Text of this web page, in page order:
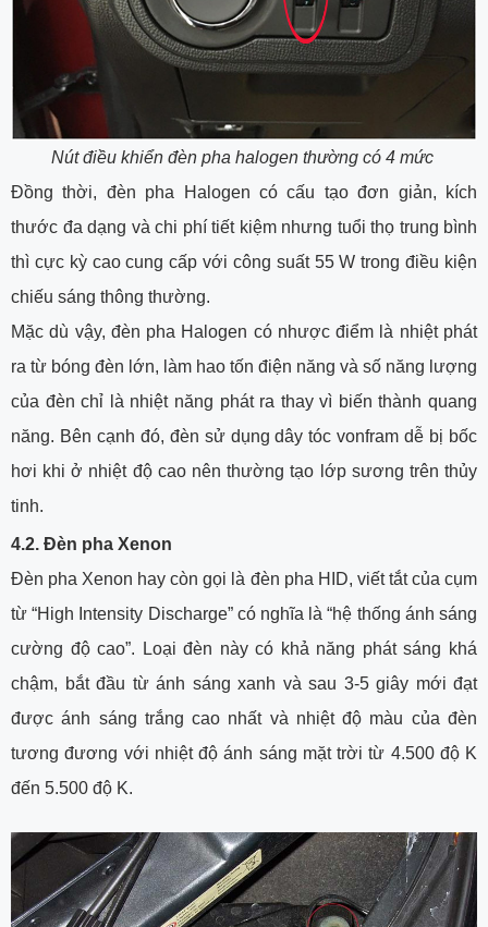
Nút điều khiển đèn pha halogen thường có 4 mức
Đồng thời, đèn pha Halogen có cấu tạo đơn giản, kích
thước đa dạng và chi phí tiết kiệm nhưng tuổi thọ trung bình
thì cực kỳ cao cung cấp với công suất 55 W trong điều kiện
chiếu sáng thông thường.
Mặc dù vậy, đèn pha Halogen có nhược điểm là nhiệt phát
ra từ bóng đèn lớn, làm hao tốn điện năng và số năng lượng
của đèn chỉ là nhiệt năng phát ra thay vì biến thành quang
năng. Bên cạnh đó, đèn sử dụng dây tóc vonfram dễ bị bốc
hơi khi ở nhiệt độ cao nên thường tạo lớp sương trên thủy
tinh.
4.2. Đèn pha Xenon
Đèn pha Xenon hay còn gọi là đèn pha HID, viết tắt của cụm
từ “High Intensity Discharge” có nghĩa là “hệ thống ánh sáng
cường độ cao”. Loại đèn này có khả năng phát sáng khá
chậm, bắt đầu từ ánh sáng xanh và sau 3-5 giây mới đạt
được ánh sáng trắng cao nhất và nhiệt độ màu của đèn
tương đương với nhiệt độ ánh sáng mặt trời từ 4.500 độ K
đến 5.500 độ K.